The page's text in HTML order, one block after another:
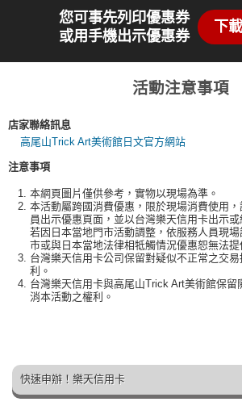
您可事先列印優惠券
或用手機出示優惠券
下
活動注意事項
店家聯絡訊息
高尾山Trick Art美術館日文官方網站
注意事項
本網頁圖片僅供參考，實物以現場為準。
本活動屬跨國消費優惠，限於現場消費使用
員出示優惠頁面，並以台灣樂天信用卡出示或
若因日本當地門市活動調整，依服務人員現
市或與日本當地法律相牴觸情況優惠恕無法提
台灣樂天信用卡公司保留對疑似不正常之交
利。
台灣樂天信用卡與高尾山Trick Art美術館保留
消本活動之權利。
快速申辦！樂天信用卡